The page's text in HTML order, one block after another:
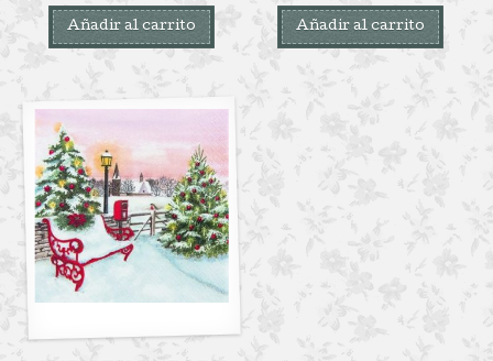
Añadir al carrito
precio
original
era:
precio
actual
es:
Añadir al carrito